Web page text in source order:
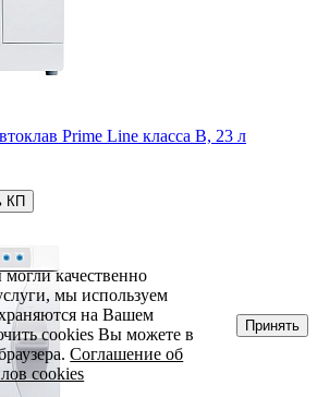
Prime Line класса B, 23 л
КП
качественно
мы используем
на Вашем
cookies Вы можете в
Соглашение об
cookies
Принять